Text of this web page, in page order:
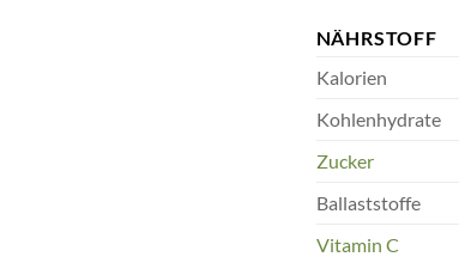
NÄHRSTOFF
Kalorien
Kohlenhydrate
Zucker
Ballaststoffe
Vitamin C